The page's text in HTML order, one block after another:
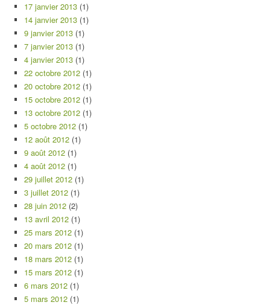
17 janvier 2013 (1)
14 janvier 2013 (1)
9 janvier 2013 (1)
7 janvier 2013 (1)
4 janvier 2013 (1)
22 octobre 2012 (1)
20 octobre 2012 (1)
15 octobre 2012 (1)
13 octobre 2012 (1)
5 octobre 2012 (1)
12 août 2012 (1)
9 août 2012 (1)
4 août 2012 (1)
29 juillet 2012 (1)
3 juillet 2012 (1)
28 juin 2012 (2)
13 avril 2012 (1)
25 mars 2012 (1)
20 mars 2012 (1)
18 mars 2012 (1)
15 mars 2012 (1)
6 mars 2012 (1)
5 mars 2012 (1)